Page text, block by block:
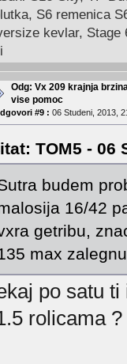
S6 remenica
kevlar, Stage
Odg: Vx 209 krajnja
vise pomoc
#9 : 06 Studeni, 2013,
TOM5 - 06
budem
16/42
getribu,
max
po satu
rolicama ?